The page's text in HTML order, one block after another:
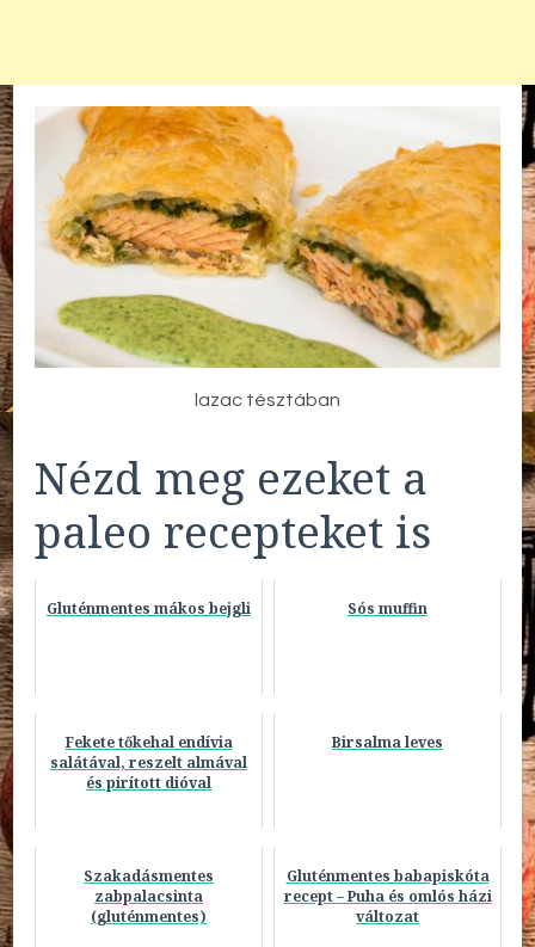
lazac tésztában
Nézd meg ezeket a
paleo recepteket is
Gluténmentes mákos bejgli Sós muffin
Fekete tőkehal endívia
salátával, reszelt almával
és pirított dióval
Birsalma leves
Szakadásmentes
zabpalacsinta
(gluténmentes)
Gluténmentes babapiskóta
recept – Puha és omlós házi
változat